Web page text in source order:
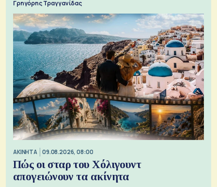
Γρηγόρης Τραγγανίδας
ΑΚΙΝΗΤΑ 09.08.2026, 08:00
Πώς οι σταρ του Χόλιγουντ
απογειώνουν τα ακίνητα